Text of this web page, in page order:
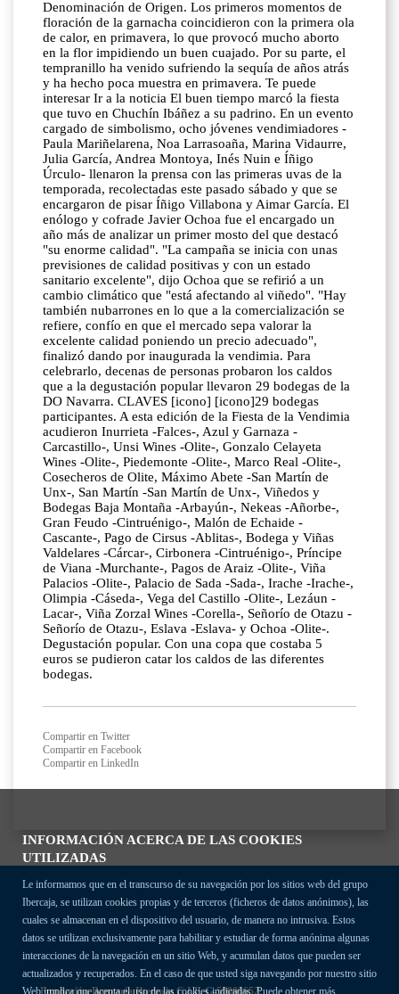
INFORMACIÓN ACERCA DE LAS COOKIES
UTILIZADAS
Le informamos que en el transcurso de su navegación por los sitios web del grupo
Ibercaja, se utilizan cookies propias y de terceros (ficheros de datos anónimos), las
cuales se almacenan en el dispositivo del usuario, de manera no intrusiva. Estos
datos se utilizan exclusivamente para habilitar y estudiar de forma anónima algunas
interacciones de la navegación en un sitio Web, y acumulan datos que pueden ser
actualizados y recuperados. En el caso de que usted siga navegando por nuestro sitio
Web implica que acepta el uso de las cookies indicadas. Puede obtener más
Denominación de Origen. Los primeros momentos de
floración de la garnacha coincidieron con la primera ola
de calor, en primavera, lo que provocó mucho aborto
en la flor impidiendo un buen cuajado. Por su parte, el
tempranillo ha venido sufriendo la sequía de años atrás
y ha hecho poca muestra en primavera. Te puede
interesar Ir a la noticia El buen tiempo marcó la fiesta
que tuvo en Chuchín Ibáñez a su padrino. En un evento
cargado de simbolismo, ocho jóvenes vendimiadores -
Paula Mariñelarena, Noa Larrasoaña, Marina Vidaurre,
Julia García, Andrea Montoya, Inés Nuin e Íñigo
Úrculo- llenaron la prensa con las primeras uvas de la
temporada, recolectadas este pasado sábado y que se
encargaron de pisar Íñigo Villabona y Aimar García. El
enólogo y cofrade Javier Ochoa fue el encargado un
año más de analizar un primer mosto del que destacó
"su enorme calidad". "La campaña se inicia con unas
previsiones de calidad positivas y con un estado
sanitario excelente", dijo Ochoa que se refirió a un
cambio climático que "está afectando al viñedo". "Hay
también nubarrones en lo que a la comercialización se
refiere, confío en que el mercado sepa valorar la
excelente calidad poniendo un precio adecuado",
finalizó dando por inaugurada la vendimia. Para
celebrarlo, decenas de personas probaron los caldos
que a la degustación popular llevaron 29 bodegas de la
DO Navarra. CLAVES [icono] [icono]29 bodegas
participantes. A esta edición de la Fiesta de la Vendimia
acudieron Inurrieta -Falces-, Azul y Garnaza -
Carcastillo-, Unsi Wines -Olite-, Gonzalo Celayeta
Wines -Olite-, Piedemonte -Olite-, Marco Real -Olite-,
Cosecheros de Olite, Máximo Abete -San Martín de
Unx-, San Martín -San Martín de Unx-, Viñedos y
Bodegas Baja Montaña -Arbayún-, Nekeas -Añorbe-,
Gran Feudo -Cintruénigo-, Malón de Echaide -
Cascante-, Pago de Cirsus -Ablitas-, Bodega y Viñas
Valdelares -Cárcar-, Cirbonera -Cintruénigo-, Príncipe
de Viana -Murchante-, Pagos de Araiz -Olite-, Viña
Palacios -Olite-, Palacio de Sada -Sada-, Irache -Irache-,
Olimpia -Cáseda-, Vega del Castillo -Olite-, Lezáun -
Lacar-, Viña Zorzal Wines -Corella-, Señorío de Otazu -
Señorío de Otazu-, Eslava -Eslava- y Ochoa -Olite-.
Degustación popular. Con una copa que costaba 5
euros se pudieron catar los caldos de las diferentes
bodegas.
Compartir en Twitter
Compartir en Facebook
Compartir en LinkedIn
Fundación Bancaria Ibercaja C.I.F. G-50000652.